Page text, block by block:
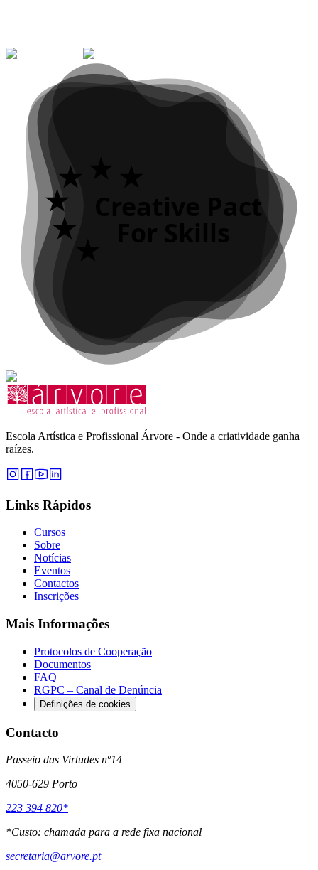
Ver Todas as Notícias
Creative Pact
Escola Artística e Profissional Árvore - Onde a criatividade ganha
raízes.
Links Rápidos
Cursos
Sobre
Notícias
Eventos
Contactos
Inscrições
Mais Informações
Protocolos de Cooperação
Documentos
FAQ
RGPC – Canal de Denúncia
Definições de cookies
Contacto
Passeio das Virtudes nº14
4050-629 Porto
223 394 820*
*Custo: chamada para a rede fixa nacional
secretaria@arvore.pt